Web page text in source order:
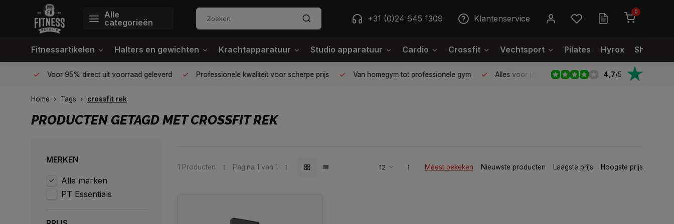
Alle
categorieën
+31 (0)24 645 1309 Klantenservice
0
Fitnessartikelen Halters en gewichten Krachtapparatuur Studio apparatuur Cardio Crossfit Vechtsport Pilates Hyrox
Voor 95% direct uit voorraad geleverd Professionele kwaliteit voor scherpe prijs Van homegym tot professionele gym Alles voor jouw gym op één plek Voor 95%
4,7/5
Home Tags crossfit rek
PRODUCTEN GETAGD MET CROSSFIT REK
MERKEN
Alle merken
PT Essentials
1 Producten Pagina 1 van 1 Meest bekeken Nieuwste producten Laagste prijs Hoogste prijs